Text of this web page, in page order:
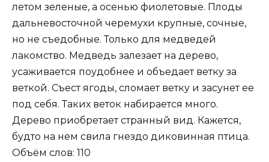
летом зеленые, а осенью фиолетовые. Плоды
дальневосточной черемухи крупные, сочные,
но не съедобные. Только для медведей
лакомство. Медведь залезает на дерево,
усаживается поудобнее и объедает ветку за
веткой. Съест ягоды, сломает ветку и засунет ее
под себя. Таких веток набирается много.
Дерево приобретает странный вид. Кажется,
будто на нем свила гнездо диковинная птица.
Объём слов: 110